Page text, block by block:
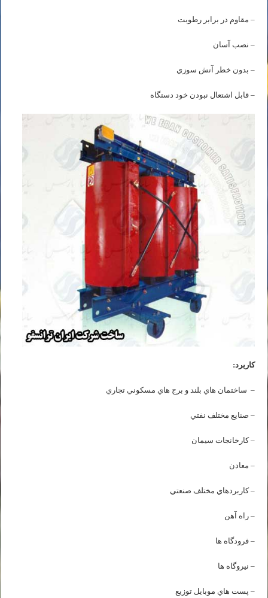
– مقاوم در برابر رطوبت
– نصب آسان
– بدون خطر آتش سوزي
– قابل اشتعال نبودن خود دستگاه
کاربرد:
– ساختمان هاي بلند و برج هاي مسكوني تجاري
– صنايع مختلف نفتي
– كارخانجات سيمان
– معادن
– كاربردهاي مختلف صنعتي
– راه آهن
– فرودگاه ها
– نيروگاه ها
– پست هاي موبايل توزيع